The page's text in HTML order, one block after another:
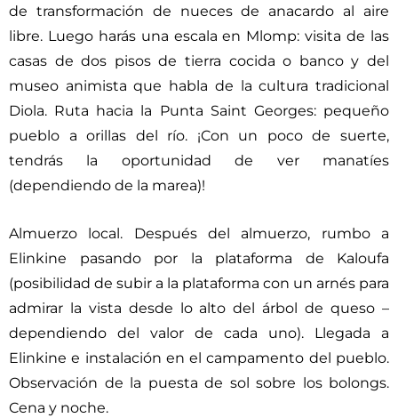
de transformación de nueces de anacardo al aire
libre. Luego harás una escala en Mlomp: visita de las
casas de dos pisos de tierra cocida o banco y del
museo animista que habla de la cultura tradicional
Diola. Ruta hacia la Punta Saint Georges: pequeño
pueblo a orillas del río. ¡Con un poco de suerte,
tendrás la oportunidad de ver manatíes
(dependiendo de la marea)!
Almuerzo local. Después del almuerzo, rumbo a
Elinkine pasando por la plataforma de Kaloufa
(posibilidad de subir a la plataforma con un arnés para
admirar la vista desde lo alto del árbol de queso –
dependiendo del valor de cada uno). Llegada a
Elinkine e instalación en el campamento del pueblo.
Observación de la puesta de sol sobre los bolongs.
Cena y noche.